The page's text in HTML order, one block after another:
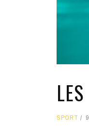
SPORT